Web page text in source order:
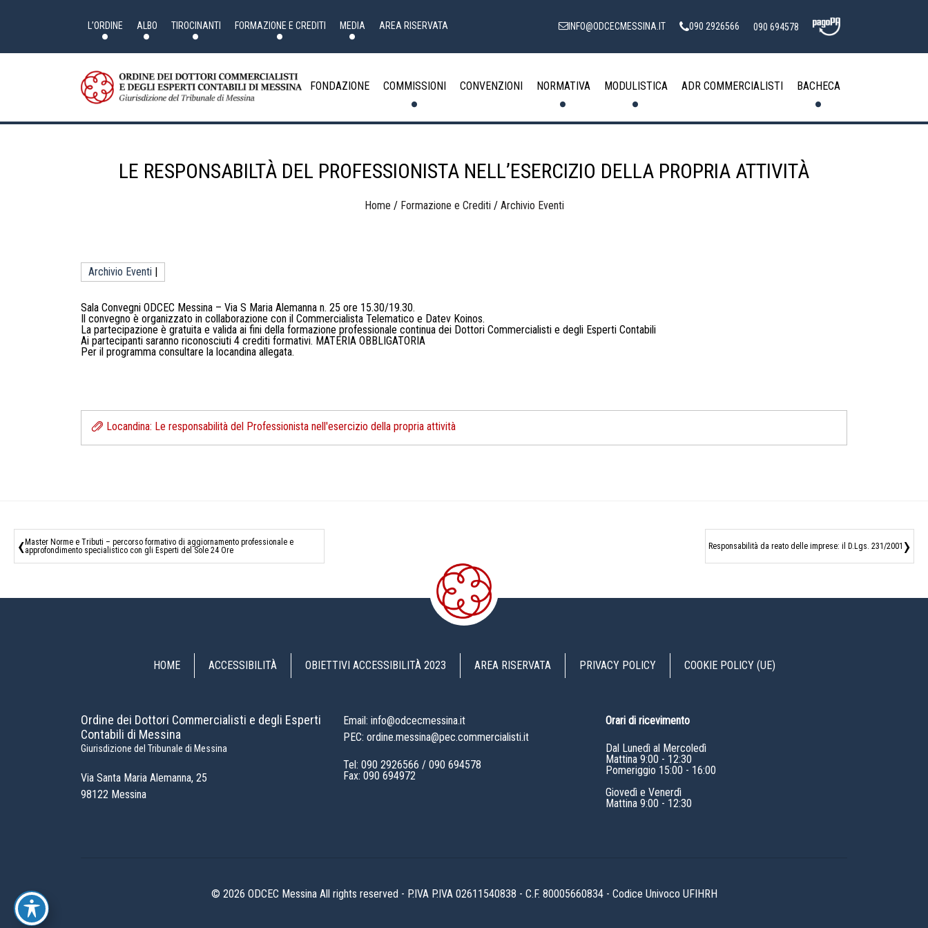
L’ORDINE ALBO TIROCINANTI FORMAZIONE E CREDITI MEDIA AREA RISERVATA INFO@ODCECMESSINA.IT 090 2926566 090 694578
FONDAZIONE COMMISSIONI CONVENZIONI NORMATIVA MODULISTICA ADR COMMERCIALISTI BACHECA
LE RESPONSABILTÀ DEL PROFESSIONISTA NELL’ESERCIZIO DELLA PROPRIA ATTIVITÀ
Home / Formazione e Crediti / Archivio Eventi
Archivio Eventi
Sala Convegni ODCEC Messina – Via S Maria Alemanna n. 25 ore 15.30/19.30.
Il convegno è organizzato in collaborazione con il Commercialista Telematico e Datev Koinos.
La partecipazione è gratuita e valida ai fini della formazione professionale continua dei Dottori Commercialisti e degli Esperti Contabili
Ai partecipanti saranno riconosciuti 4 crediti formativi. MATERIA OBBLIGATORIA
Per il programma consultare la locandina allegata.
Locandina: Le responsabilità del Professionista nell'esercizio della propria attività
‹ Master Norme e Tributi – percorso formativo di aggiornamento professionale e
approfondimento specialistico con gli Esperti del Sole 24 Ore
Responsabilità da reato delle imprese: il D.Lgs. 231/2001 ›
HOME ACCESSIBILITÀ OBIETTIVI ACCESSIBILITÀ 2023 AREA RISERVATA PRIVACY POLICY COOKIE POLICY (UE)
Ordine dei Dottori Commercialisti e degli Esperti
Contabili di Messina
Giurisdizione del Tribunale di Messina
Via Santa Maria Alemanna, 25
98122 Messina
Email: info@odcecmessina.it
PEC: ordine.messina@pec.commercialisti.it
Tel: 090 2926566 / 090 694578
Fax: 090 694972
Orari di ricevimento
Dal Lunedì al Mercoledì
Mattina 9:00 - 12:30
Pomeriggio 15:00 - 16:00
Giovedì e Venerdì
Mattina 9:00 - 12:30
© 2026 ODCEC Messina All rights reserved - P.IVA P.IVA 02611540838 - C.F. 80005660834 - Codice Univoco UFIHRH